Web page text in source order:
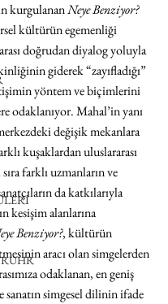
kurgulanan Neye Benziyor?
kültürün egemenliği
doğrudan diyalog yoluyla
giderek “zayıfladığı”
yöntem ve biçimlerini
odaklanıyor. Mahal’in yanı
değişik mekanlara
kuşaklardan uluslararası
sıra farklı uzmanların ve
da katkılarıyla
kesişim alanlarına
Benziyor?, kültürün
aracı olan simgelerden
odaklanan, en geniş
sanatın simgesel dilinin ifade